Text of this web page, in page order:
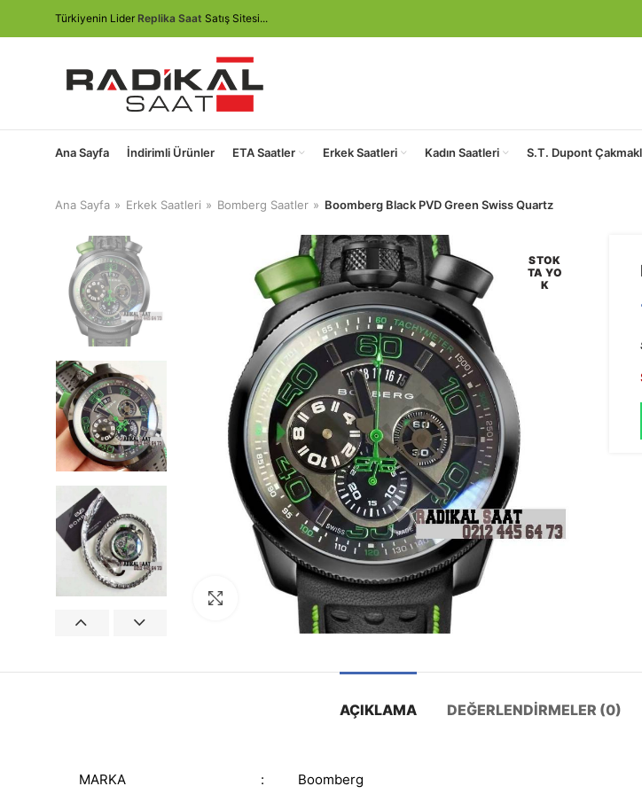
Türkiyenin Lider Replika Saat Satış Sitesi...
Ana Sayfa İndirimli Ürünler ETA Saatler Erkek Saatleri Kadın Saatleri S.T. Dupont
Ana Sayfa Erkek Saatleri Bomberg Saatler Boomberg Black PVD Green Swiss Quartz
STOK
TA YO
K
Görseli Büyütün
AÇIKLAMA DEĞERLENDIRMELER (0)
MARKA : Boomberg